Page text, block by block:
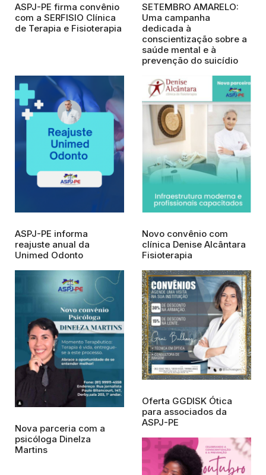
ASPJ-PE firma convênio
com a SERFISIO Clínica
de Terapia e Fisioterapia
SETEMBRO AMARELO:
Uma campanha
dedicada à
conscientização sobre a
saúde mental e à
prevenção do suicídio
ASPJ-PE informa
reajuste anual da
Unimed Odonto
Novo convênio com
clínica Denise Alcântara
Fisioterapia
Nova parceria com a
psicóloga Dinelza
Martins
Oferta GGDISK Ótica
para associados da
ASPJ-PE